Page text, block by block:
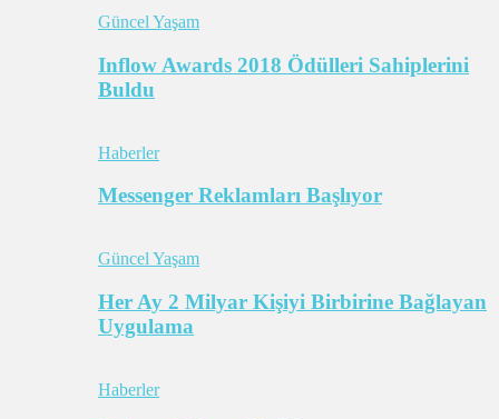
Güncel Yaşam
Inflow Awards 2018 Ödülleri Sahiplerini
Buldu
Haberler
Messenger Reklamları Başlıyor
Güncel Yaşam
Her Ay 2 Milyar Kişiyi Birbirine Bağlayan
Uygulama
Haberler